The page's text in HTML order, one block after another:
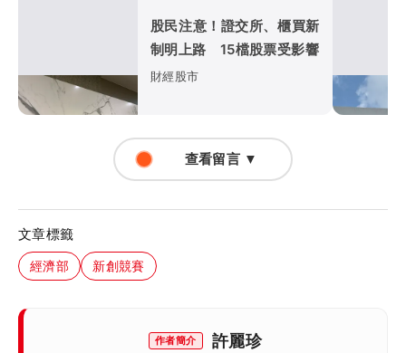
股民注意！證交所、櫃買新
制明上路 15檔股票受影響
財經股市
查看留言 ▼
文章標籤
經濟部 新創競賽
作者簡介 許麗珍